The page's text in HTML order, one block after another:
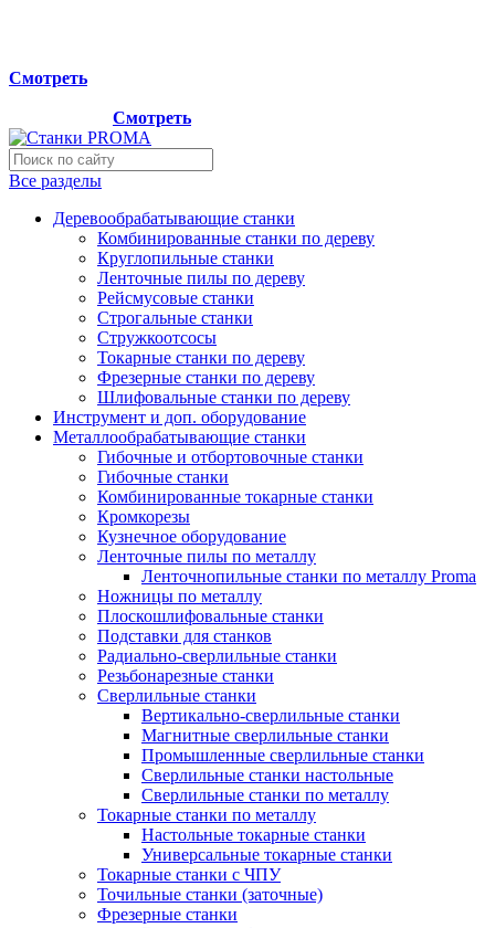
Смотреть
Смотреть
Все разделы
Деревообрабатывающие станки
Комбинированные станки по дереву
Круглопильные станки
Ленточные пилы по дереву
Рейсмусовые станки
Строгальные станки
Стружкоотсосы
Токарные станки по дереву
Фрезерные станки по дереву
Шлифовальные станки по дереву
Инструмент и доп. оборудование
Металлообрабатывающие станки
Гибочные и отбортовочные станки
Гибочные станки
Комбинированные токарные станки
Кромкорезы
Кузнечное оборудование
Ленточные пилы по металлу
Ленточнопильные станки по металлу Proma
Ножницы по металлу
Плоскошлифовальные станки
Подставки для станков
Радиально-сверлильные станки
Резьбонарезные станки
Сверлильные станки
Вертикально-сверлильные станки
Магнитные сверлильные станки
Промышленные сверлильные станки
Сверлильные станки настольные
Сверлильные станки по металлу
Токарные станки по металлу
Настольные токарные станки
Универсальные токарные станки
Токарные станки с ЧПУ
Точильные станки (заточные)
Фрезерные станки